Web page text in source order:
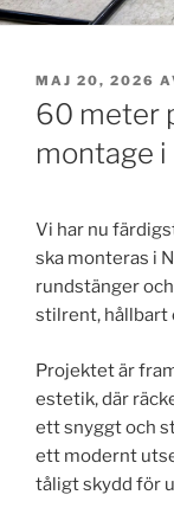
PUBLICERAT
MAJ 20, 2026
60 meter
montage i
Vi har nu
ska monteras i
rundstänger
stilrent, hållbart
Projektet är
estetik, där
ett snyggt och
ett modernt
tåligt skydd för